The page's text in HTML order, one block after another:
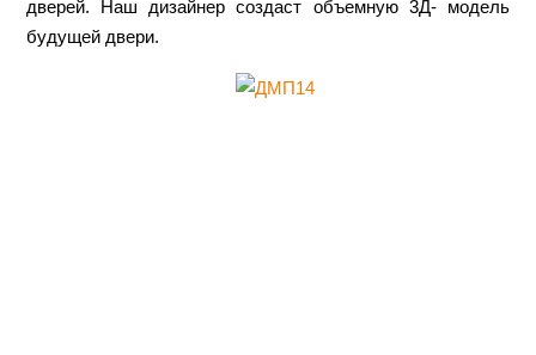
дверей. Наш дизайнер создаст объемную 3Д- модель
будущей двери.